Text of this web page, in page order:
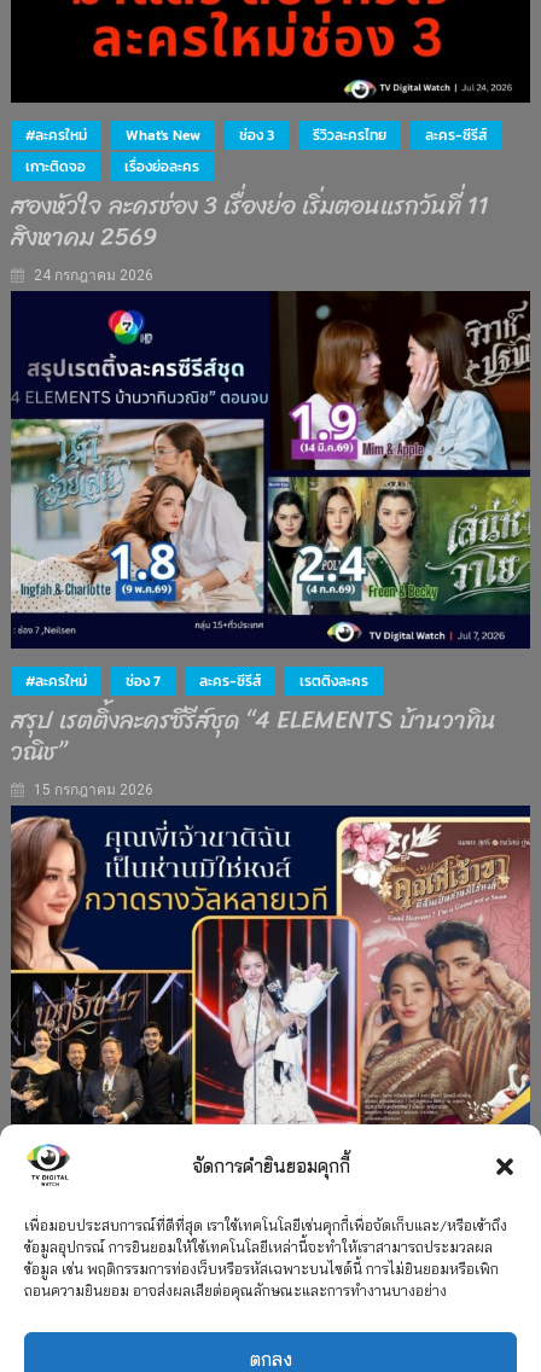
จัดการคำยินยอมคุกกี้
เพื่อมอบประสบการณ์ที่ดีที่สุด เราใช้เทคโนโลยีเช่นคุกกี้เพื่อจัดเก็บและ/หรือเข้าถึง
ข้อมูลอุปกรณ์ การยินยอมให้ใช้เทคโนโลยีเหล่านี้จะทำให้เราสามารถประมวลผล
ข้อมูล เช่น พฤติกรรมการท่องเว็บหรือรหัสเฉพาะบนไซต์นี้ การไม่ยินยอมหรือเพิก
ถอนความยินยอม อาจส่งผลเสียต่อคุณลักษณะและการทำงานบางอย่าง
ตกลง
#ละครใหม่ What's New ช่อง 3 รีวิวละครไทย
ละคร-ซีรีส์
เกาะติดจอ
เรื่องย่อละคร
สองหัวใจ ละครช่อง 3 เรื่องย่อ เริ่มตอนแรกวันที่ 11
สิงหาคม 2569
24 กรกฎาคม 2026
#ละครใหม่ ช่อง 7 ละคร-ซีรีส์ เรตติงละคร
สรุป เรตติ้งละครซีรีส์ชุด “4 ELEMENTS บ้านวาทิน
วณิช”
15 กรกฎาคม 2026
”คุณพี่เจ้าขาดิฉันเป็นห่านมิใช่หงส์” กวาดรางวัล
เพียบ จาก 8 เวที